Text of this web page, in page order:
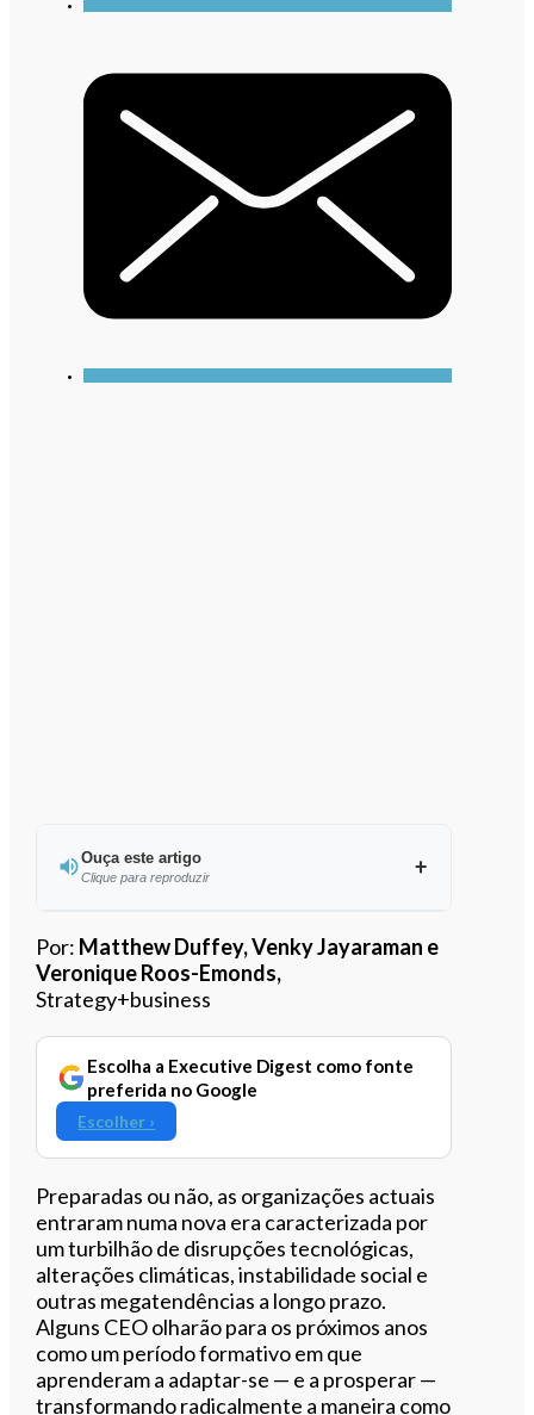
Ouça este artigo
Clique para reproduzir
Ouvir este artigo
Por: Matthew Duffey, Venky Jayaraman e
Veronique Roos-Emonds,
Strategy+business
Escolha a Executive Digest como fonte
preferida no Google
Escolher ›
Preparadas ou não, as organizações actuais
entraram numa nova era caracterizada por
um turbilhão de disrupções tecnológicas,
alterações climáticas, instabilidade social e
outras megatendências a longo prazo.
Alguns CEO olharão para os próximos anos
como um período formativo em que
aprenderam a adaptar-se — e a prosperar —
transformando radicalmente a maneira como